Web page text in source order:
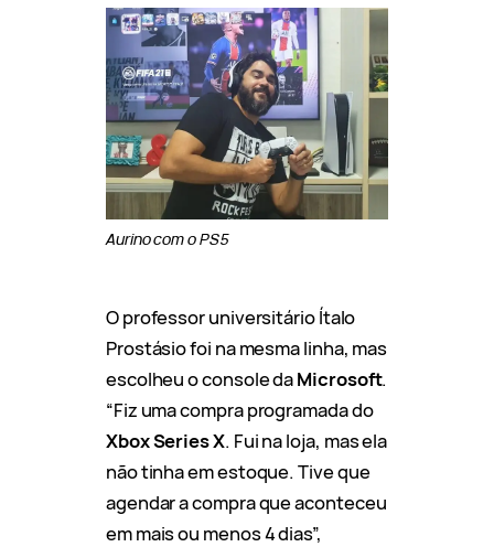
Aurino com o PS5
O professor universitário Ítalo
Prostásio foi na mesma linha, mas
escolheu o console daMicrosoft.
“Fiz uma compra programada do
Xbox Series X. Fui na loja, mas ela
não tinha em estoque. Tive que
agendar a compra que aconteceu
em mais ou menos 4 dias”,